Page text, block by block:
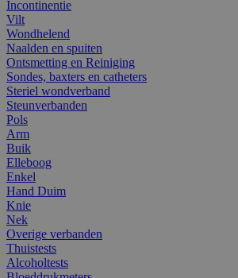
Incontinentie
Vilt
Wondhelend
Naalden en spuiten
Ontsmetting en Reiniging
Sondes, baxters en catheters
Steriel wondverband
Steunverbanden
Pols
Arm
Buik
Elleboog
Enkel
Hand Duim
Knie
Nek
Overige verbanden
Thuistests
Alcoholtests